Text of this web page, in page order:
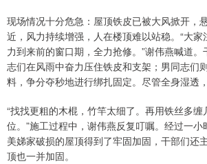
现场情况十分危急：屋顶铁皮已被大风掀开，
近，风力持续增强，人在楼顶难以站稳。“大
力到来前的窗口期，全力抢修。”谢伟燕喊道
志们在风雨中奋力压住铁皮和支架；男同志们
料，争分夺秒地进行绑扎固定。尽管全身湿透
“找找更粗的木棍，竹竿太细了。再用铁丝多
位。”施工过程中，谢伟燕反复叮嘱。经过一
美娣家破损的屋顶得到了牢固加固，干部们还
顶也一并加固。